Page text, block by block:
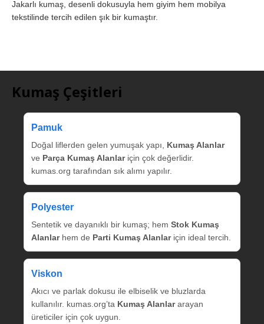
Jakarlı kumaş, desenli dokusuyla hem giyim hem mobilya
tekstilinde tercih edilen şık bir kumaştır.
Kumaş Çeşitleri
Pamuk
Doğal liflerden gelen yumuşak yapı, Kumaş Alanlar
ve Parça Kumaş Alanlariçin çok değerlidir.
kumas.org tarafından sık alımı yapılır.
Polyester
Sentetik ve dayanıklı bir kumaş; hem Stok Kumaş
Alanlarhem de Parti Kumaş Alanlariçin ideal tercih.
Viskon
Akıcı ve parlak dokusu ile elbiselik ve bluzlarda
kullanılır. kumas.org’ta Kumaş Alanlararayan
üreticiler için çok uygun.